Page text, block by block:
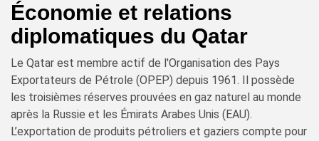
Économie et relations
diplomatiques du Qatar
Le Qatar est membre actif de l'Organisation des Pays
Exportateurs de Pétrole (OPEP) depuis 1961. Il possède
les troisièmes réserves prouvées en gaz naturel au monde
après la Russie et les Émirats Arabes Unis (EAU).
L’exportation de produits pétroliers et gaziers compte pour